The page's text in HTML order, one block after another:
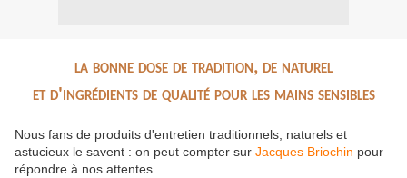
la bonne dose de tradition, de naturel
et d'ingrédients de qualité pour les mains sensibles
Nous fans de produits d'entretien traditionnels, naturels et
astucieux le savent : on peut compter sur Jacques Briochin pour
répondre à nos attentes